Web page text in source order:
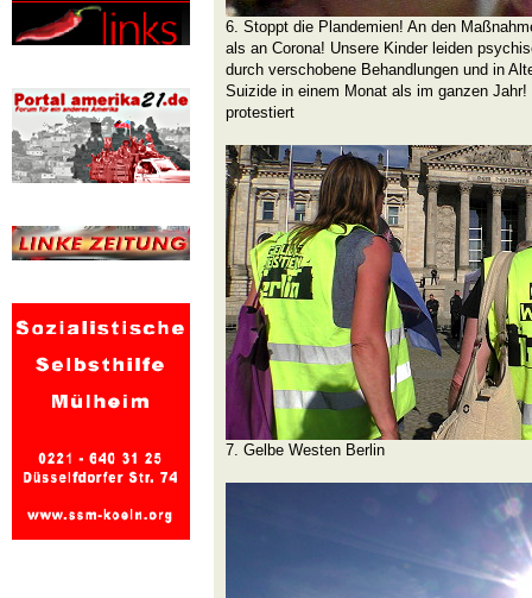
6. Stoppt die Plandemien! An den
als an Corona! Unsere Kinder leiden
durch verschobene Behandlungen und in
Suizide in einem Monat als im ganzen
protestiert
7. Gelbe Westen Berlin